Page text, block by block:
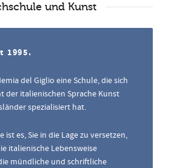
und Kunst
1995.
del Giglio eine Schule, die sich
der italienischen Sprache Kunst
spezialisiert hat.
ist es, Sie in die Lage zu versetzen,
italienische Lebensweise
mündliche und schriftliche